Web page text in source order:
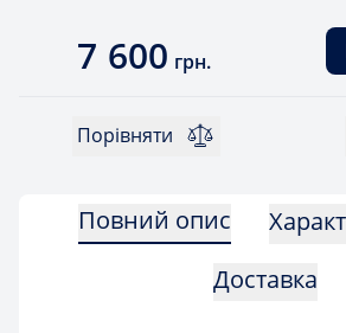
7 600 грн.
Порівняти
Повний опис
Доставка